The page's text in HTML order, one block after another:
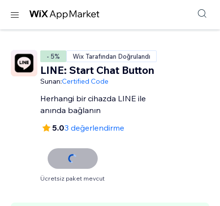
- 5% Wix Tarafından Doğrulandı
LINE: Start Chat Button
Sunan:Certified Code
Herhangi bir cihazda LINE ile
anında bağlanın
5.03 değerlendirme
Ücretsiz paket mevcut